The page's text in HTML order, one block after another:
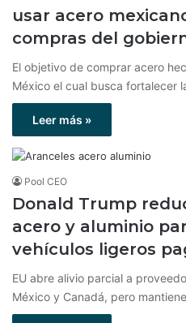
usar acero
compras del
El objetivo de comprar acero
México el cual busca fortalecer
Leer más »
Pool CEO
Donald Trump
acero y aluminio
vehículos ligeros
EU abre alivio parcial a
México y Canadá, pero